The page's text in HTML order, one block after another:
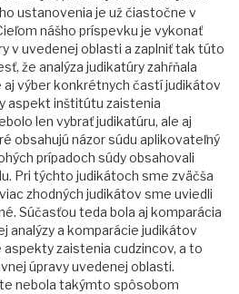
ustanovenia je už čiastočne v
nášho príspevku je vykonať
v uvedenej oblasti a zaplniť tak túto
že analýza judikatúry zahŕňala
aj výber konkrétnych častí judikátov
aspekt inštitútu zaistenia
len vybrať judikatúru, ale aj
obsahujú názor súdu aplikovateľný
prípadoch súdy obsahovali
Pri týchto judikátoch sme zväčša
zhodných judikátov sme uviedli
Súčasťou teda bola aj komparácia
analýzy a komparácie judikátov
zaistenia cudzincov, a to
úpravy uvedenej oblasti.
nebola takýmto spôsobom